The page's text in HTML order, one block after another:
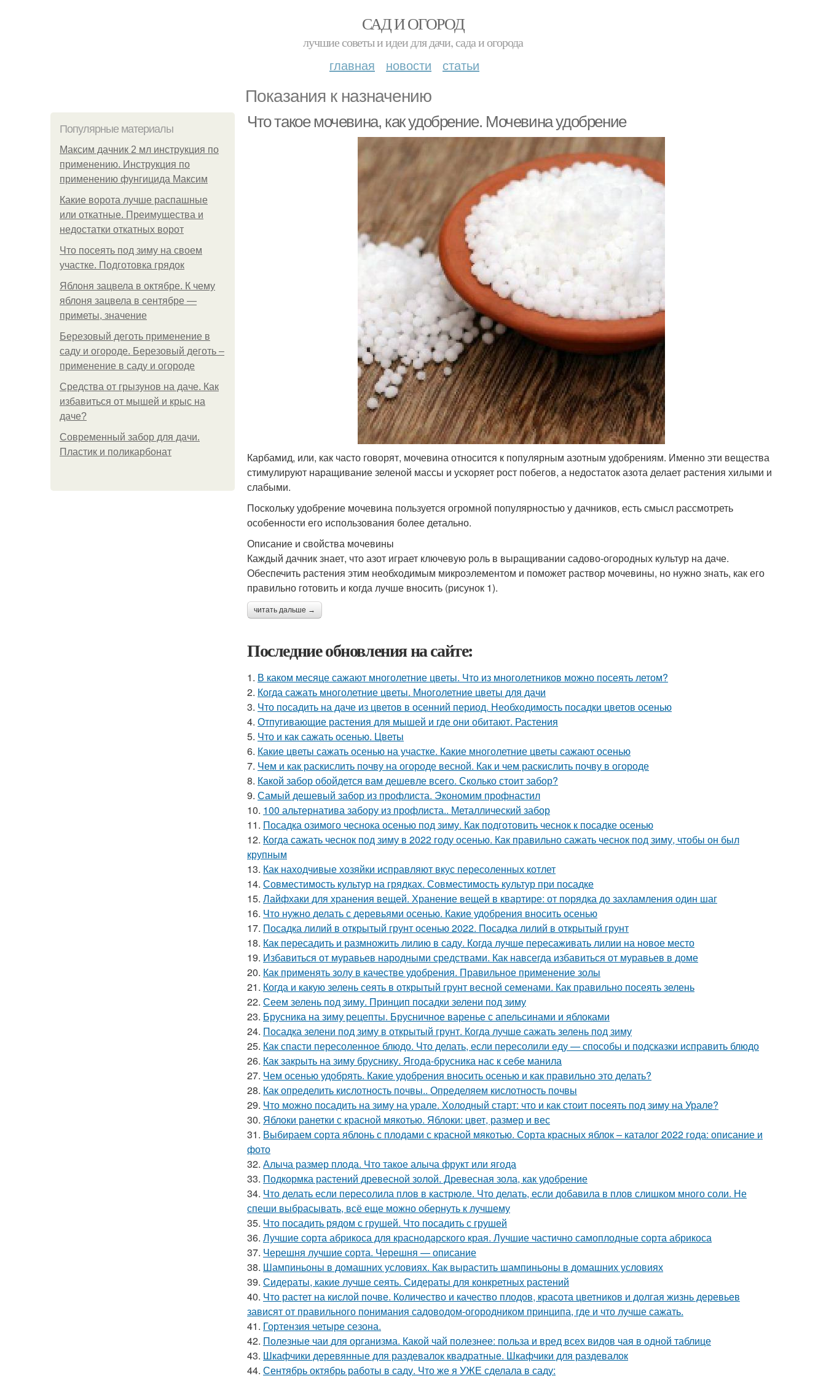
САД И ОГОРОД
лучшие советы и идеи для дачи, сада и огорода
главная новости статьи
Показания к назначению
Популярные материалы
Максим дачник 2 мл инструкция по
применению. Инструкция по
применению фунгицида Максим
Какие ворота лучше распашные
или откатные. Преимущества и
недостатки откатных ворот
Что посеять под зиму на своем
участке. Подготовка грядок
Яблоня зацвела в октябре. К чему
яблоня зацвела в сентябре —
приметы, значение
Березовый деготь применение в
саду и огороде. Березовый деготь –
применение в саду и огороде
Средства от грызунов на даче. Как
избавиться от мышей и крыс на
даче?
Современный забор для дачи.
Пластик и поликарбонат
Что такое мочевина, как удобрение. Мочевина удобрение
Карбамид, или, как часто говорят, мочевина относится к популярным азотным удобрениям. Именно эти вещества
стимулируют наращивание зеленой массы и ускоряет рост побегов, а недостаток азота делает растения хилыми и
слабыми.
Поскольку удобрение мочевина пользуется огромной популярностью у дачников, есть смысл рассмотреть
особенности его использования более детально.
Описание и свойства мочевины
Каждый дачник знает, что азот играет ключевую роль в выращивании садово-огородных культур на даче.
Обеспечить растения этим необходимым микроэлементом и поможет раствор мочевины, но нужно знать, как его
правильно готовить и когда лучше вносить (рисунок 1).
читать дальше →
Последние обновления на сайте:
1. В каком месяце сажают многолетние цветы. Что из многолетников можно посеять летом?
2. Когда сажать многолетние цветы. Многолетние цветы для дачи
3. Что посадить на даче из цветов в осенний период. Необходимость посадки цветов осенью
4. Отпугивающие растения для мышей и где они обитают. Растения
5. Что и как сажать осенью. Цветы
6. Какие цветы сажать осенью на участке. Какие многолетние цветы сажают осенью
7. Чем и как раскислить почву на огороде весной. Как и чем раскислить почву в огороде
8. Какой забор обойдется вам дешевле всего. Сколько стоит забор?
9. Самый дешевый забор из профлиста. Экономим профнастил
10. 100 альтернатива забору из профлиста.. Металлический забор
11. Посадка озимого чеснока осенью под зиму. Как подготовить чеснок к посадке осенью
12. Когда сажать чеснок под зиму в 2022 году осенью. Как правильно сажать чеснок под зиму, чтобы он был
крупным
13. Как находчивые хозяйки исправляют вкус пересоленных котлет
14. Совместимость культур на грядках. Совместимость культур при посадке
15. Лайфхаки для хранения вещей. Хранение вещей в квартире: от порядка до захламления один шаг
16. Что нужно делать с деревьями осенью. Какие удобрения вносить осенью
17. Посадка лилий в открытый грунт осенью 2022. Посадка лилий в открытый грунт
18. Как пересадить и размножить лилию в саду. Когда лучше пересаживать лилии на новое место
19. Избавиться от муравьев народными средствами. Как навсегда избавиться от муравьев в доме
20. Как применять золу в качестве удобрения. Правильное применение золы
21. Когда и какую зелень сеять в открытый грунт весной семенами. Как правильно посеять зелень
22. Сеем зелень под зиму. Принцип посадки зелени под зиму
23. Брусника на зиму рецепты. Брусничное варенье с апельсинами и яблоками
24. Посадка зелени под зиму в открытый грунт. Когда лучше сажать зелень под зиму
25. Как спасти пересоленное блюдо. Что делать, если пересолили еду — способы и подсказки исправить блюдо
26. Как закрыть на зиму бруснику. Ягода-брусника нас к себе манила
27. Чем осенью удобрять. Какие удобрения вносить осенью и как правильно это делать?
28. Как определить кислотность почвы.. Определяем кислотность почвы
29. Что можно посадить на зиму на урале. Холодный старт: что и как стоит посеять под зиму на Урале?
30. Яблоки ранетки с красной мякотью. Яблоки: цвет, размер и вес
31. Выбираем сорта яблонь с плодами с красной мякотью. Сорта красных яблок – каталог 2022 года: описание и
фото
32. Алыча размер плода. Что такое алыча фрукт или ягода
33. Подкормка растений древесной золой. Древесная зола, как удобрение
34. Что делать если пересолила плов в кастрюле. Что делать, если добавила в плов слишком много соли. Не
спеши выбрасывать, всё еще можно обернуть к лучшему
35. Что посадить рядом с грушей. Что посадить с грушей
36. Лучшие сорта абрикоса для краснодарского края. Лучшие частично самоплодные сорта абрикоса
37. Черешня лучшие сорта. Черешня — описание
38. Шампиньоны в домашних условиях. Как вырастить шампиньоны в домашних условиях
39. Сидераты, какие лучше сеять. Сидераты для конкретных растений
40. Что растет на кислой почве. Количество и качество плодов, красота цветников и долгая жизнь деревьев
зависят от правильного понимания садоводом-огородником принципа, где и что лучше сажать.
41. Гортензия четыре сезона.
42. Полезные чаи для организма. Какой чай полезнее: польза и вред всех видов чая в одной таблице
43. Шкафчики деревянные для раздевалок квадратные. Шкафчики для раздевалок
44. Сентябрь октябрь работы в саду. Что же я УЖЕ сделала в саду: